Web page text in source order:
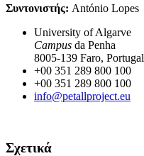
Συντονιστής: António Lopes
University of Algarve
Campus da Penha
8005-139 Faro, Portugal
+00 351 289 800 100
+00 351 289 800 100
info@petallproject.eu
Σχετικά